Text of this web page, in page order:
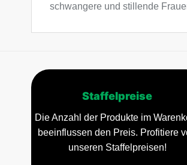
schwangere und stillende
Staffelpreise
Die Anzahl der Produkte im
beeinflussen den Preis. Profitiere
unseren Staffelpreisen!